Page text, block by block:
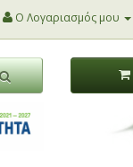
Ο Λογαριασμός μου